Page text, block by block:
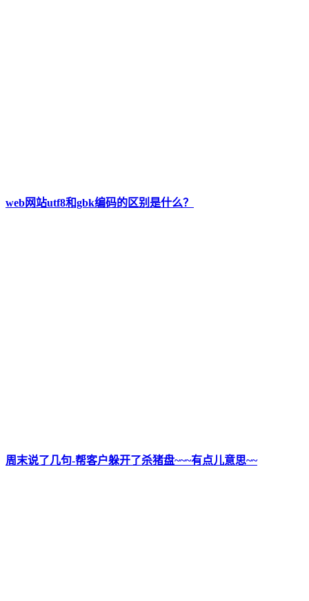
web网站utf8和gbk编码的区别是什么？
周末说了几句-帮客户躲开了杀猪盘~~~有点儿意思~~